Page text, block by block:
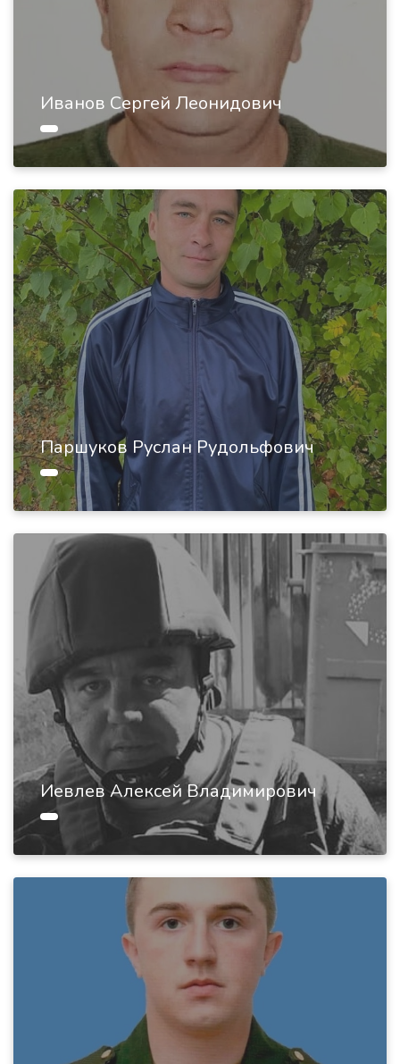
Иванов Сергей Леонидович
Паршуков Руслан Рудольфович
Иевлев Алексей Владимирович